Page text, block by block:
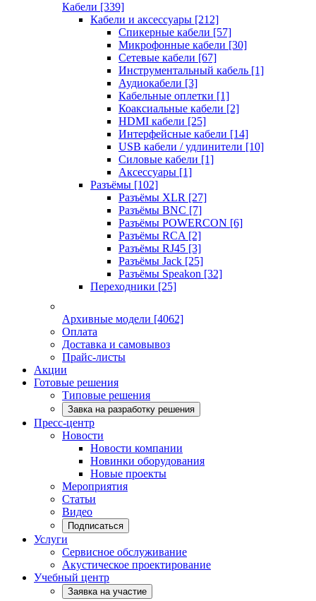
Кабели [339]
Кабели и аксессуары [212]
Спикерные кабели [57]
Микрофонные кабели [30]
Сетевые кабели [67]
Инструментальный кабель [1]
Аудиокабели [3]
Кабельные оплетки [1]
Коаксиальные кабели [2]
HDMI кабели [25]
Интерфейсные кабели [14]
USB кабели / удлинители [10]
Силовые кабели [1]
Аксессуары [1]
Разъёмы [102]
Разъёмы XLR [27]
Разъёмы BNC [7]
Разъёмы POWERCON [6]
Разъёмы RCA [2]
Разъёмы RJ45 [3]
Разъёмы Jack [25]
Разъёмы Speakon [32]
Переходники [25]
Архивные модели [4062]
Оплата
Доставка и самовывоз
Прайс-листы
Акции
Готовые решения
Типовые решения
Завка на разработку решения
Пресс-центр
Новости
Новости компании
Новинки оборудования
Новые проекты
Мероприятия
Статьи
Видео
Подписаться
Услуги
Сервисное обслуживание
Акустическое проектирование
Учебный центр
Заявка на участие